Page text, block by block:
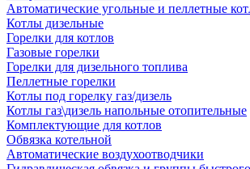
Автоматические угольные и пеллетные
Котлы дизельные
Горелки для котлов
Газовые горелки
Горелки для дизельного топлива
Пеллетные горелки
Котлы под горелку газ/дизель
Котлы газ\дизель напольные отопительные
Комплектующие для котлов
Обвязка котельной
Автоматические воздухоотводчики